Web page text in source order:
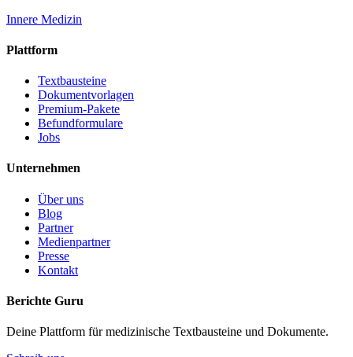
Innere Medizin
Plattform
Textbausteine
Dokumentvorlagen
Premium-Pakete
Befundformulare
Jobs
Unternehmen
Über uns
Blog
Partner
Medienpartner
Presse
Kontakt
Berichte Guru
Deine Plattform für medizinische Textbausteine und Dokumente.